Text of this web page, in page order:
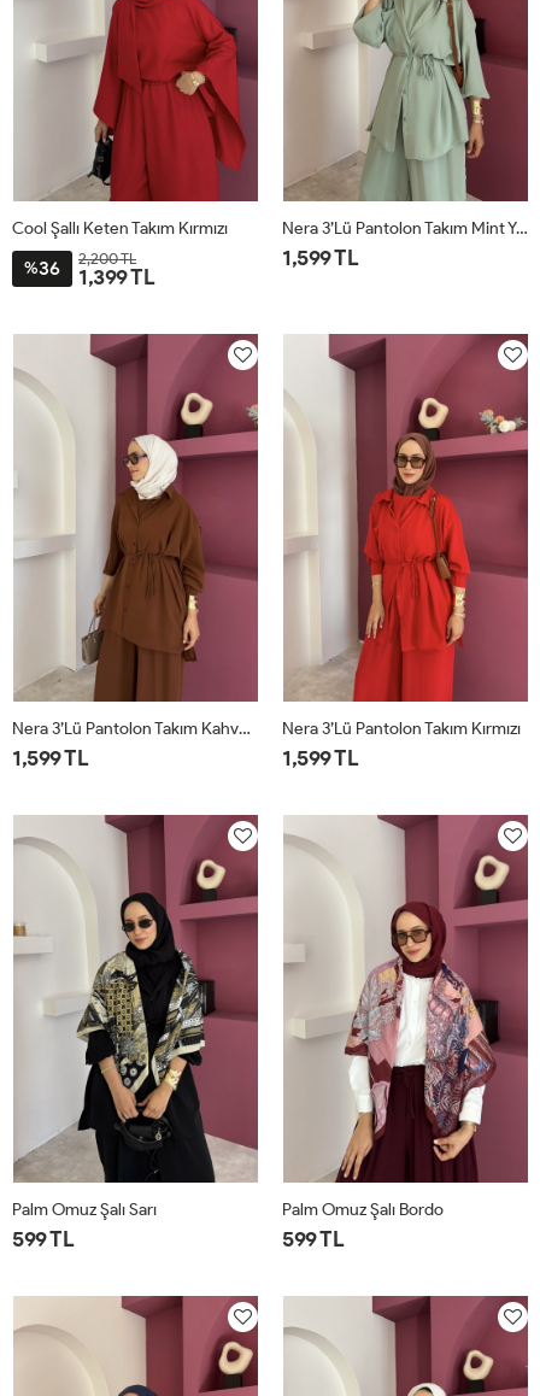
Cool Şallı Keten Takım Kırmızı
%36 2,200 TL
1,399 TL
Nera 3’lü Pantolon Takım Mint Yeşili
1,599 TL
Nera 3’lü Pantolon Takım Kahverengi
1,599 TL
Nera 3’lü Pantolon Takım Kırmızı
1,599 TL
Palm Omuz Şalı Sarı
599 TL
Palm Omuz Şalı Bordo
599 TL